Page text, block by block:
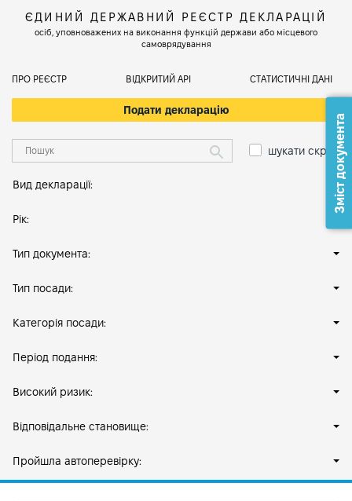
ЄДИНИЙ ДЕРЖАВНИЙ РЕЄСТР ДЕКЛАРАЦІЙ
осіб, уповноважених на виконання функцій держави або місцевого
самоврядування
ПРО РЕЄСТР ВІДКРИТИЙ АРІ СТАТИСТИЧНІ ДАНІ
Подати декларацію
шукати скрізь
Вид декларації:
Рік:
Тип документа:
Тип посади:
Категорія посади:
Період подання:
Високий ризик:
Відповідальне становище:
Пройшла автоперевірку:
Зміст документа